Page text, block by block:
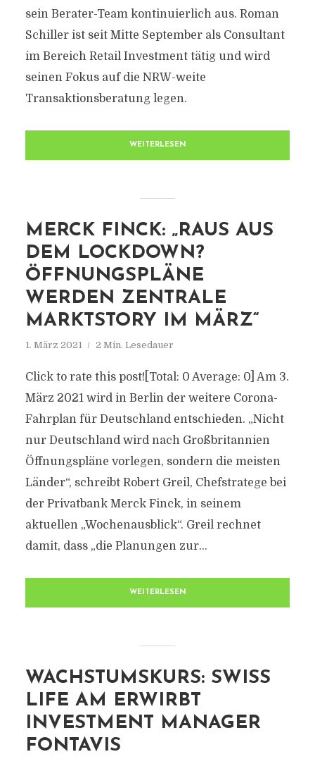
sein Berater-Team kontinuierlich aus. Roman
Schiller ist seit Mitte September als Consultant
im Bereich Retail Investment tätig und wird
seinen Fokus auf die NRW-weite
Transaktionsberatung legen.
WEITERLESEN
MERCK FINCK: „RAUS AUS
DEM LOCKDOWN?
ÖFFNUNGSPLÄNE
WERDEN ZENTRALE
MARKTSTORY IM MÄRZ“
1. März 2021 2 Min. Lesedauer
Click to rate this post![Total: 0 Average: 0] Am 3.
März 2021 wird in Berlin der weitere Corona-
Fahrplan für Deutschland entschieden. „Nicht
nur Deutschland wird nach Großbritannien
Öffnungspläne vorlegen, sondern die meisten
Länder“, schreibt Robert Greil, Chefstratege bei
der Privatbank Merck Finck, in seinem
aktuellen „Wochenausblick“. Greil rechnet
damit, dass „die Planungen zur...
WEITERLESEN
WACHSTUMSKURS: SWISS
LIFE AM ERWIRBT
INVESTMENT MANAGER
FONTAVIS